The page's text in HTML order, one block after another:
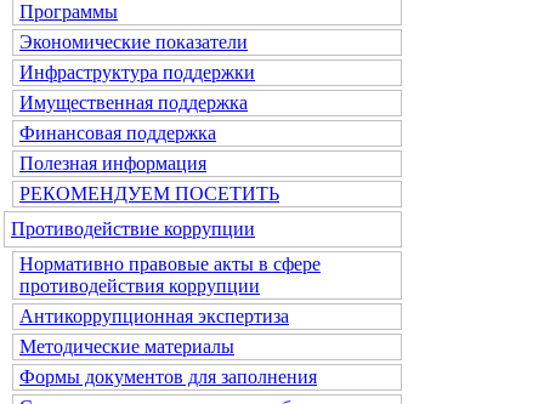
Программы
Экономические показатели
Инфраструктура поддержки
Имущественная поддержка
Финансовая поддержка
Полезная информация
РЕКОМЕНДУЕМ ПОСЕТИТЬ
Противодействие коррупции
Нормативно правовые акты в сфере
противодействия коррупции
Антикоррупционная экспертиза
Методические материалы
Формы документов для заполнения